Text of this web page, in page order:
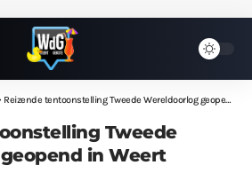
Reizende tentoonstelling Tweede Wereldoorlog geopend in Weert
Tweede
in Weert